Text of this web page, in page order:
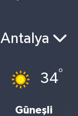
Antalya
34°
Güneşli